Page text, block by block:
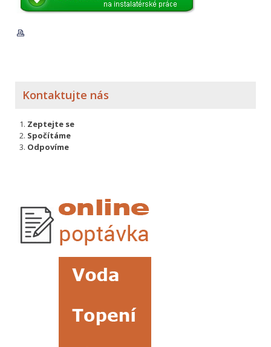
Kontaktujte nás
Zeptejte se
Spočítáme
Odpovíme